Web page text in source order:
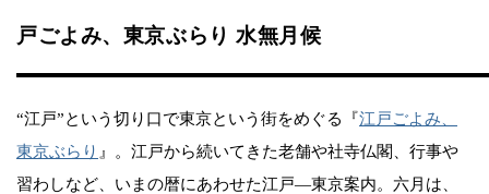
戸ごよみ、東京ぶらり 水無月候
“江戸”という切り口で東京という街をめぐる『江戸ごよみ、
東京ぶらり 』。江戸から続いてきた老舗や社寺仏閣、行事や
習わしなど、いまの暦にあわせた江戸―東京案内。六月は、